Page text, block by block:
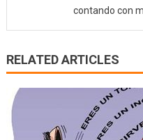
contando con
RELATED ARTICLES